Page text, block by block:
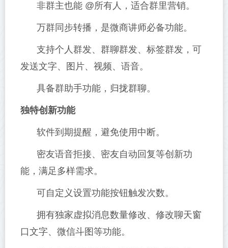
非群主也能 @所有人，适合群里营销。
万群同步转播，是微商讲师必备功能。
支持个人群发、群聊群发、标签群发，可
发送文字、图片、视频、语音。
具备群助手功能，归拢群聊。
独特创新功能
软件到期提醒，避免使用中断。
密友语音拒接、密友自动回复等创新功
能，满足多样需求。
可自定义设置功能按钮触发次数。
拥有独家虚拟消息数量修改、修改聊天窗
口文字、微信斗图等功能。